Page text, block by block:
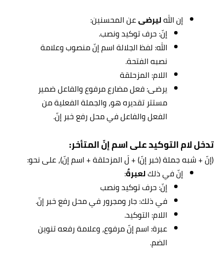
إن اللهليرضىعن المحسنين:
إنّ: حرف توكيد ونصب.
الله: لفظ الجلالة اسم إنّ منصوب وعلامة
نصبه الفتحة.
اللام: المزحلقة
يرضى: فعل مضارع مرفوع والفاعل ضمير
مستتر تقديره هو، والجملة الفعلية من
الفعل والفاعل في محل رفع خبر إنّ.
تدخل لام التوكيد على اسم إنّ المتأخر:
(إنّ + شبه جملة (خبر إنّ) + لَ المزحلقة + اسم إنّ)، على نحو:
إنّ في ذلكلعبرةٌ:
إنّ: حرف توكيد ونصب
في ذلك: جار ومجرور في محل رفع خبر إنّ.
اللام: التوكيد.
عبرة: اسم إنّ مرفوع، وعلامة رفعه تنوين
الضم.